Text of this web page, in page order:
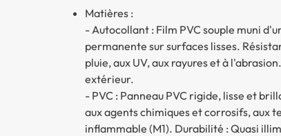
Matières :
- Autocollant : Film PVC souple muni
permanente sur surfaces lisses.
pluie, aux UV, aux rayures et à
extérieur.
- PVC : Panneau PVC rigide, lisse et
aux agents chimiques et corrosifs, aux
inflammable (M1). Durabilité : Quasi